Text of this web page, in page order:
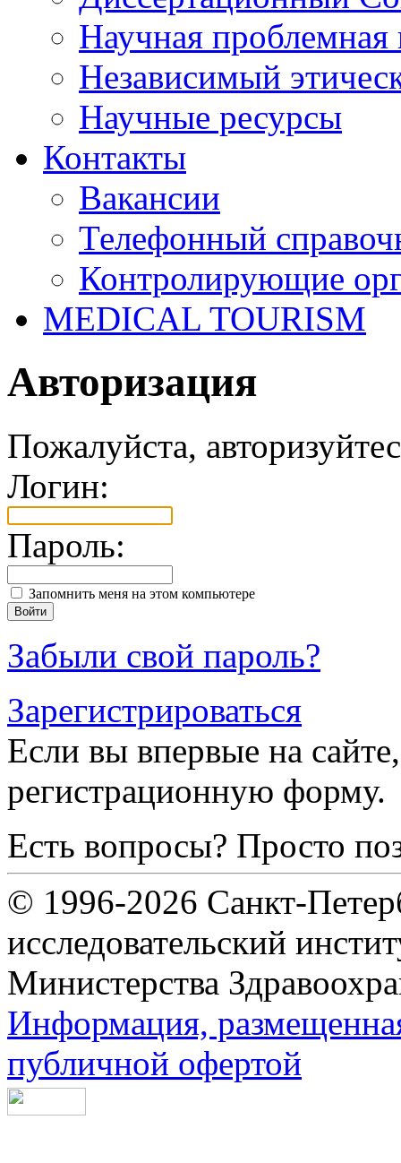
Научная проблемная
Независимый
Научные ресурсы
Контакты
Вакансии
Телефонный
Контролирующие
MEDICAL TOURISM
Авторизация
Пожалуйста,
Логин:
Пароль:
Запомнить меня на этом компьютере
Забыли свой пароль?
Зарегистрироваться
Если вы впервые на
регистрационную форму.
Есть вопросы? Просто
© 1996-2026 Санкт-
исследовательский
Министерства
Информация,
публичной офертой